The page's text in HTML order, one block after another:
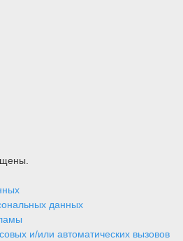
данных
и/или автоматических вызовов